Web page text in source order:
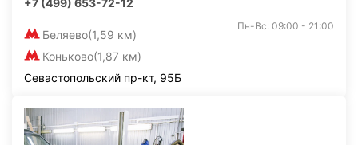
+7 (499) 653-72-12
Беляево(1,59 км)
Коньково(1,87 км)
Пн-Вс: 09:00 - 21:00
Севастопольский пр-кт, 95Б